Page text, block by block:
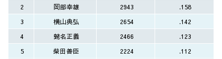
2
岡部幸雄 2943
.158
3
横山典弘 2654
.142
4
蛯名正義 2466
.123
5
柴田善臣 2224
.112